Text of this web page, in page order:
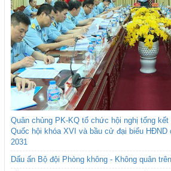
Quân chủng PK-KQ tổ chức hội nghị tổng
Quốc hội khóa XVI và bầu cử đại biểu HĐND
2031
Dấu ấn Bộ đội Phòng không - Không quân